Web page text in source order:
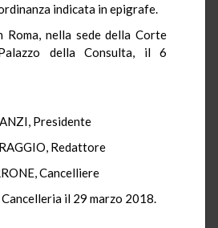
indicata in epigrafe.
Roma, nella sede della Corte
della Consulta, il 6
Presidente
Redattore
Cancelliere
il 29 marzo 2018.